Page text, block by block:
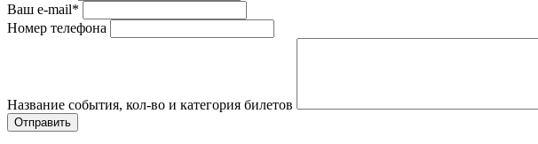
Ваш e-mail*
Номер телефона
Название события, кол-во и категория билетов